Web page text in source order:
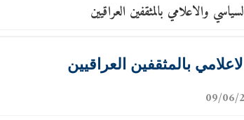
والاعلامي بالمثقفين العراقيين
بالمثقفين العراقيين
09/06/